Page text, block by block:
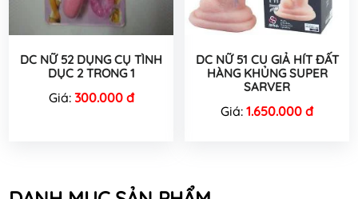
DC NỮ 52 DỤNG CỤ TÌNH
DỤC 2 TRONG 1
Giá: 300.000 đ
DC NỮ 51 CU GIẢ HÍT ĐẤT
HÀNG KHỦNG SUPER
SARVER
Giá: 1.650.000 đ